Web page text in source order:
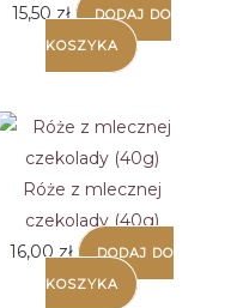
15,50 zł
DODAJ DO
KOSZYKA
Róże z mlecznej
czekolady (40g)
16,00 zł
DODAJ DO
KOSZYKA